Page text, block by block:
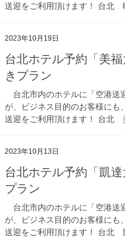
送迎をご利用頂けます！ 台北
2023年10月19日
台北ホテル予約「美
きプラン
台北市内のホテルに「空港送
が、ビジネス目的のお客様に
送迎をご利用頂けます！ 台北
2023年10月13日
台北ホテル予約「凱
プラン
台北市内のホテルに「空港送
が、ビジネス目的のお客様に
送迎をご利用頂けます！ 台北